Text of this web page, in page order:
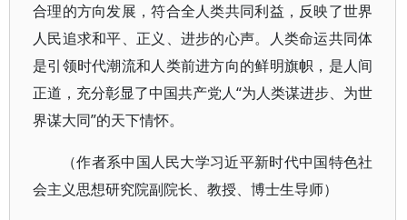
合理的方向发展，符合全人类共同利益，反映了世界
人民追求和平、正义、进步的心声。人类命运共同体
是引领时代潮流和人类前进方向的鲜明旗帜，是人间
正道，充分彰显了中国共产党人“为人类谋进步、为世
界谋大同”的天下情怀。
（作者系中国人民大学习近平新时代中国特色社
会主义思想研究院副院长、教授、博士生导师）